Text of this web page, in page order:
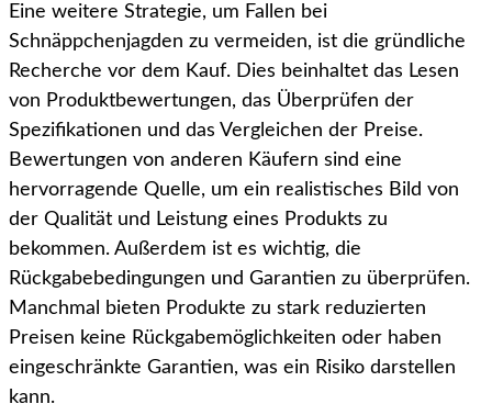
Eine weitere Strategie, um Fallen bei
Schnäppchenjagden zu vermeiden, ist die gründliche
Recherche vor dem Kauf. Dies beinhaltet das Lesen
von Produktbewertungen, das Überprüfen der
Spezifikationen und das Vergleichen der Preise.
Bewertungen von anderen Käufern sind eine
hervorragende Quelle, um ein realistisches Bild von
der Qualität und Leistung eines Produkts zu
bekommen. Außerdem ist es wichtig, die
Rückgabebedingungen und Garantien zu überprüfen.
Manchmal bieten Produkte zu stark reduzierten
Preisen keine Rückgabemöglichkeiten oder haben
eingeschränkte Garantien, was ein Risiko darstellen
kann.